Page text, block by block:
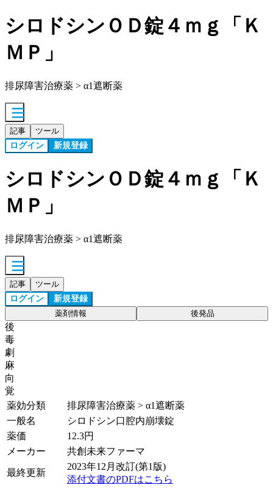
シロドシンＯＤ錠４ｍｇ「Ｋ
ＭＰ」
排尿障害治療薬 > α1遮断薬
記事 ツール
ログイン 新規登録
シロドシンＯＤ錠４ｍｇ「Ｋ
ＭＰ」
排尿障害治療薬 > α1遮断薬
記事 ツール
ログイン 新規登録
薬剤情報 後発品
後
毒
劇
麻
向
覚
薬効分類
排尿障害治療薬 > α1遮断薬
一般名
シロドシン口腔内崩壊錠
薬価
12.3円
メーカー
共創未来ファーマ
最終更新
2023年12月改訂(第1版)
添付文書のPDFはこちら